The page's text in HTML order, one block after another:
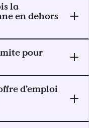
la
en dehors
pour
d’emploi